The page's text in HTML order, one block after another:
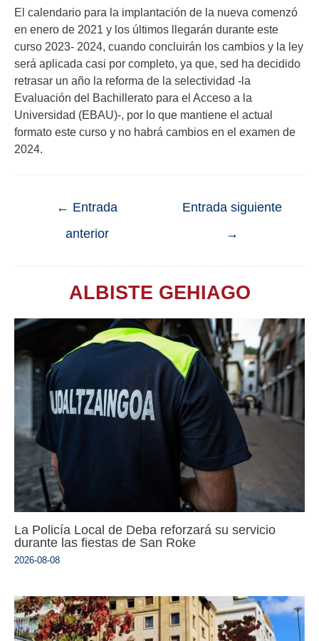
El calendario para la implantación de la nueva comenzó
en enero de 2021 y los últimos llegarán durante este
curso 2023- 2024, cuando concluirán los cambios y la ley
será aplicada casi por completo, ya que, sed ha decidido
retrasar un año la reforma de la selectividad -la
Evaluación del Bachillerato para el Acceso a la
Universidad (EBAU)-, por lo que mantiene el actual
formato este curso y no habrá cambios en el examen de
2024.
← Entrada
anterior
Entrada siguiente
→
ALBISTE GEHIAGO
La Policía Local de Deba reforzará su servicio
durante las fiestas de San Roke
2026-08-08